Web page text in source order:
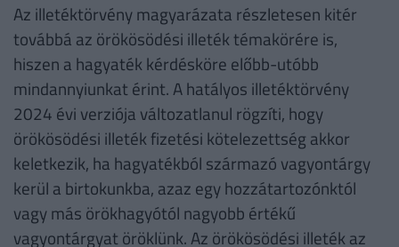
Az illetéktörvény magyarázata részletesen kitér
továbbá az örökösödési illeték témakörére is,
hiszen a hagyaték kérdésköre előbb-utóbb
mindannyiunkat érint. A hatályos illetéktörvény
2024 évi verziója változatlanul rögzíti, hogy
örökösödési illeték fizetési kötelezettség akkor
keletkezik, ha hagyatékból származó vagyontárgy
kerül a birtokunkba, azaz egy hozzátartozónktól
vagy más örökhagyótól nagyobb értékű
vagyontárgyat öröklünk. Az örökösödési illeték az